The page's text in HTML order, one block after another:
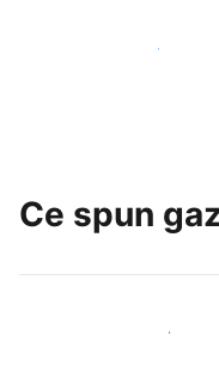
Atrageți noi oaspeți
Ce spun
Alăturați-vă